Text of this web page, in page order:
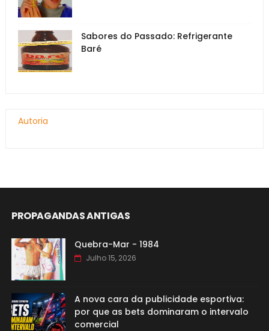
Sabores do Passado: Refrigerante
Baré
Autoria
PROPAGANDAS ANTIGAS
Quebra-Mar - 1984
Julho 15, 2026
A nova cara da publicidade esportiva:
por que as bets dominaram o intervalo
comercial